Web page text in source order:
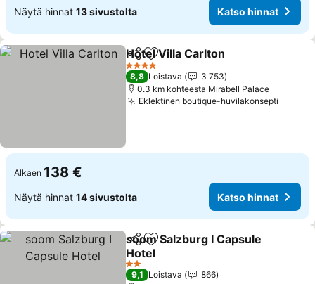
Näytä hinnat 13 sivustolta Katso hinnat
Jaa Lisää suosikkeihin
Hotel Villa Carlton
4 Tähtiluokitus
8,8 Loistava
3 753
0.3 km kohteesta Mirabell Palace
Eklektinen boutique-huvilakonsepti
Alkaen 138 €
Näytä hinnat 14 sivustolta Katso hinnat
Jaa Lisää suosikkeihin
soom Salzburg I Capsule
Hotel
Katso hinnat
2 Tähtiluokitus
9,1 Loistava
866